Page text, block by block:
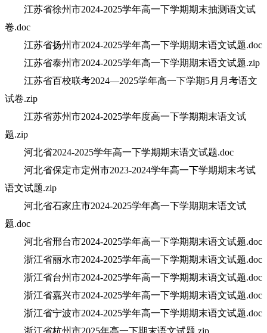
江苏省徐州市2024-2025学年高一下学期期末抽测语文试
卷.doc
江苏省扬州市2024-2025学年高一下学期期末语文试题.doc
江苏省泰州市2024-2025学年高一下学期期末语文试题.zip
江苏省百校联考2024—2025学年高一下学期5月月考语文
试卷.zip
江苏省苏州市2024-2025学年度高一下学期期末语文试
题.zip
河北省2024-2025学年高一下学期期末语文试题.doc
河北省保定市定州市2023-2024学年高一下学期期末考试
语文试题.zip
河北省石家庄市2024-2025学年高一下学期期末语文试
题.doc
河北省邢台市2024-2025学年高一下学期期末语文试题.doc
浙江省丽水市2024-2025学年高一下学期期末语文试题.doc
浙江省台州市2024-2025学年高一下学期期末语文试题.doc
浙江省嘉兴市2024-2025学年高一下学期期末语文试题.doc
浙江省宁波市2024-2025学年高一下学期期末语文试题.doc
浙江省杭州市2025年高一下期末语文试题.zip